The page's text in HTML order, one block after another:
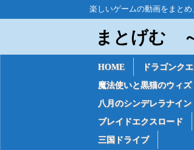
楽しいゲームの動画をまとめ
まとげむ ～
HOME ドラゴンク
魔法使いと黒猫のウィズ
八月のシンデレラナイン
ブレイドエクスロード
三国ドライブ